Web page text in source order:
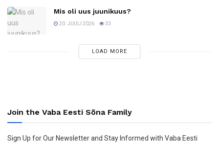
Mis oli uus juunikuus?
20. JUULI 2026 33
LOAD MORE
Join the Vaba Eesti Sõna Family
Sign Up for Our Newsletter and Stay Informed with Vaba Eesti